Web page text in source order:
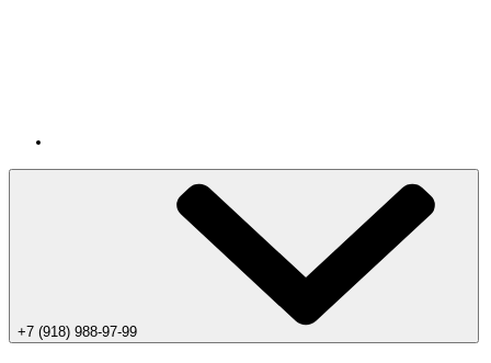
+7 (918) 988-97-99